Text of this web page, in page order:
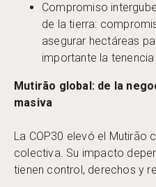
Compromiso
de la tierra:
asegurar hectáreas
importante la
Mutirão global: de la
masiva
La COP30 elevó el
colectiva. Su impacto
tienen control, derechos y